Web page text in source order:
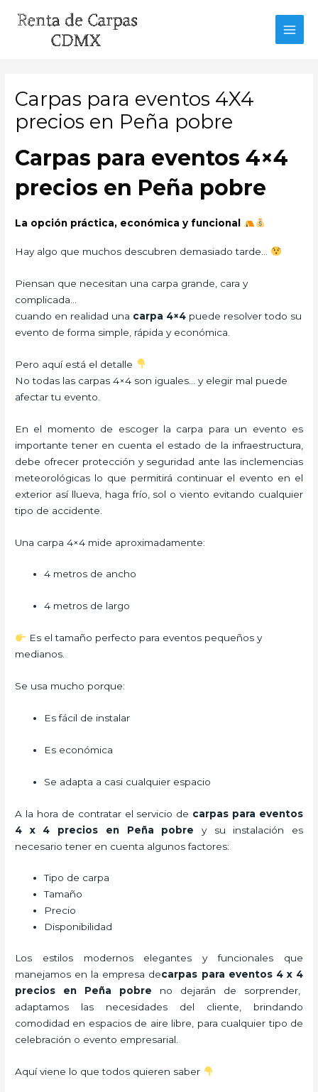
Carpas para eventos 4X4
precios en Peña pobre
Carpas para eventos 4×4
precios en Peña pobre
La opción práctica, económica y funcional
Hay algo que muchos descubren demasiado tarde…
Piensan que necesitan una carpa grande, cara y
complicada…
cuando en realidad una carpa 4×4 puede resolver todo su
evento de forma simple, rápida y económica.
Pero aquí está el detalle
No todas las carpas 4×4 son iguales… y elegir mal puede
afectar tu evento.
En el momento de escoger la carpa para un evento es
importante tener en cuenta el estado de la infraestructura,
debe ofrecer protección y seguridad ante las inclemencias
meteorológicas lo que permitirá continuar el evento en el
exterior así llueva, haga frío, sol o viento evitando cualquier
tipo de accidente.
Una carpa 4×4 mide aproximadamente:
4 metros de ancho
4 metros de largo
Es el tamaño perfecto para eventos pequeños y
medianos.
Se usa mucho porque:
Es fácil de instalar
Es económica
Se adapta a casi cualquier espacio
A la hora de contratar el servicio de carpas para eventos
4 x 4 precios en Peña pobre y su instalación es
necesario tener en cuenta algunos factores:
Tipo de carpa
Tamaño
Precio
Disponibilidad
Los estilos modernos elegantes y funcionales que
manejamos en la empresa decarpas para eventos 4 x 4
precios
en Peña pobre no dejarán de sorprender,
adaptamos las necesidades del cliente, brindando
comodidad en espacios de aire libre, para cualquier tipo de
celebración o evento empresarial.
Aquí viene lo que todos quieren saber